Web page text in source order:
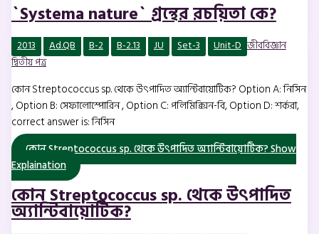
`Systema nature` গ্রন্থের রচয়িতা কে?
2013 Ad.QB B-2 B-2.13 JU Set-3 Unit-D জীববিজ্ঞান
দ্বিতীয় পত্র
কোন Streptococcus sp. থেকে উৎপাদিত অ্যান্টিবায়োটিক? Option A: নিসিন
, Option B: সেফালোস্পোরিন , Option C: পলিমিক্সিন-বি, Option D: শর্করা,
correct answer is: নিসিন
কোন Streptococcus sp. থেকে উৎপাদিত অ্যান্টিবায়োটিক?Show
Explaination
কোন Streptococcus sp. থেকে উৎপাদিত
অ্যান্টিবায়োটিক?